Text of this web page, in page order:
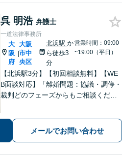
呉 明浩 弁護士
一道法律事務所
大
阪
府
|
大阪
市中
央区
北浜駅 か
ら徒歩3
分
営業時間：09:00
~19:00（平日）
【北浜駅3分】【初回相談無料】【WE
B面談対応】「離婚問題：協議・調停・
裁判どのフェーズからもご相談くださ
己破産のメリット・デメリットを説明
し、最適な債務整理をご提案【休日相
メールでお問い合わせ